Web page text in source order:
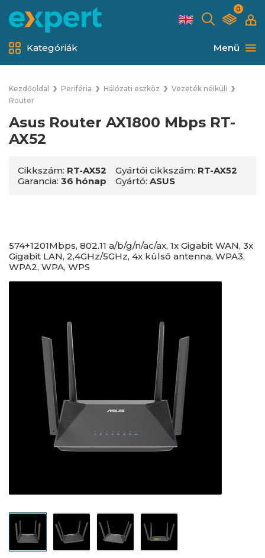
0
Menü
Kategóriák
Kezdőoldal Periféria Hálózati eszköz
Vezeték nélküli
Router
Asus Router AX1800 Mbps RT-
AX52
Cikkszám: RT-AX52 Gyártói cikkszám: RT-AX52
Garancia: 36 hónap Gyártó: ASUS
574+1201Mbps, 802.11 a/b/g/n/ac/ax, 1x Gigabit WAN, 3x
Gigabit LAN, 2,4GHz/5GHz, 4x külső antenna, WPA3,
WPA2, WPA, WPS